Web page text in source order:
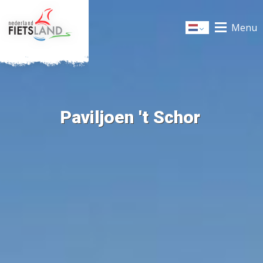
Dutch Menu
Paviljoen 't Schor